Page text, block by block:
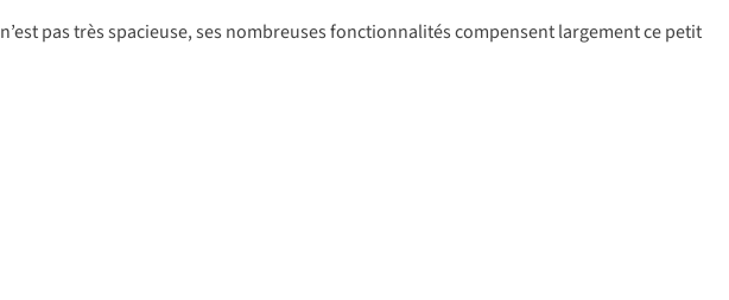
n’est pas très spacieuse, ses nombreuses fonctionnalités compensent largement ce petit